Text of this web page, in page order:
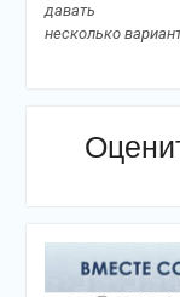
давать
несколько